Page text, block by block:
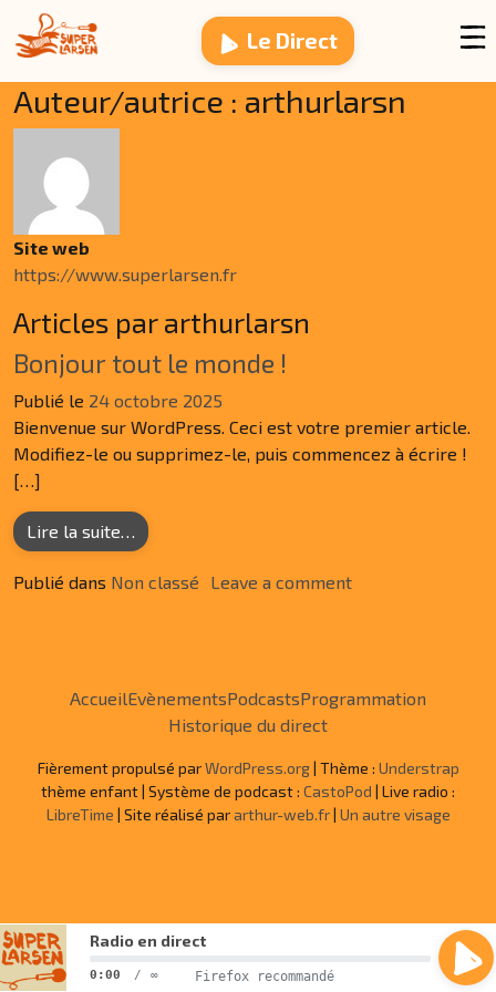
Passer au contenu
Le Direct
Radio en direct
0:00 / ∞ Firefox recommandé
Auteur/autrice : arthurlarsn
Site web
https://www.superlarsen.fr
Articles par arthurlarsn
Bonjour tout le monde !
Publié le 24 octobre 2025
Bienvenue sur WordPress. Ceci est votre premier article.
Modifiez-le ou supprimez-le, puis commencez à écrire !
[…]
Lire la suite… from Bonjour tout le monde !
Publié dans Non classé Leave a commenton Bonjour tout
AccueilEvènementsPodcastsProgrammation
Historique du direct
Fièrement propulsé parWordPress.org| Thème : Understrap
thème enfant | Système de podcast : CastoPod | Live radio :
LibreTime | Site réalisé pararthur-web.fr| Un autre visage